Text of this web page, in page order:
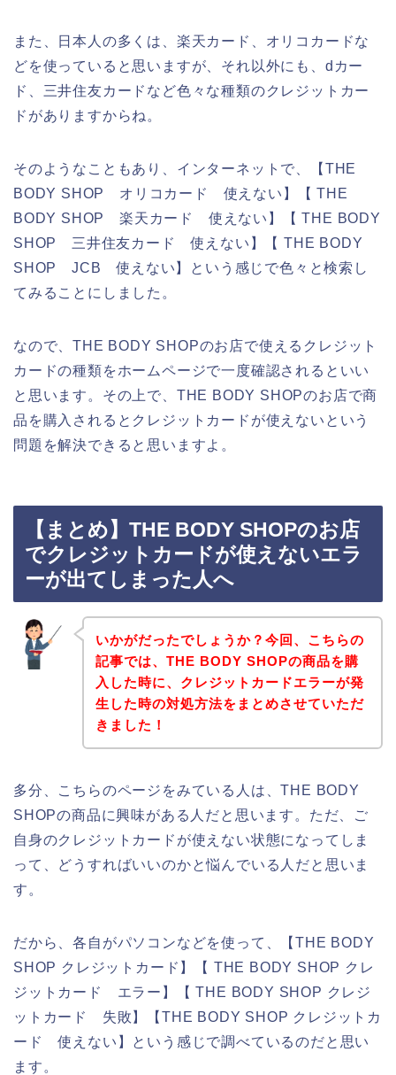
また、日本人の多くは、楽天カード、オリコカードな
どを使っていると思いますが、それ以外にも、dカー
ド、三井住友カードなど色々な種類のクレジットカー
ドがありますからね。
そのようなこともあり、インターネットで、【THE
BODY SHOP オリコカード 使えない】【 THE
BODY SHOP 楽天カード 使えない】【 THE BODY
SHOP 三井住友カード 使えない】【 THE BODY
SHOP JCB 使えない】という感じで色々と検索し
てみることにしました。
なので、THE BODY SHOPのお店で使えるクレジット
カードの種類をホームページで一度確認されるといい
と思います。その上で、THE BODY SHOPのお店で商
品を購入されるとクレジットカードが使えないという
問題を解決できると思いますよ。
【まとめ】THE BODY SHOPのお店
でクレジットカードが使えないエラ
ーが出てしまった人へ
いかがだったでしょうか？今回、こちらの
記事では、THE BODY SHOPの商品を購
入した時に、クレジットカードエラーが発
生した時の対処方法をまとめさせていただ
きました！
多分、こちらのページをみている人は、THE BODY
SHOPの商品に興味がある人だと思います。ただ、ご
自身のクレジットカードが使えない状態になってしま
って、どうすればいいのかと悩んでいる人だと思いま
す。
だから、各自がパソコンなどを使って、【THE BODY
SHOP クレジットカード】【 THE BODY SHOP クレ
ジットカード エラー】【 THE BODY SHOP クレジ
ットカード 失敗】【THE BODY SHOP クレジットカ
ード 使えない】という感じで調べているのだと思い
ます。